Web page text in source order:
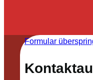
Formular